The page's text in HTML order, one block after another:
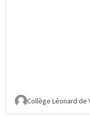
Collège Léonard de